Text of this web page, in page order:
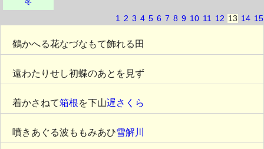
冬
1 2 3 4 5 6 7 8 9 10 11 12 13 14 15
鶴かへる花なづなもて飾れる田
遠わたりせし初蝶のあとを見ず
着かさねて箱根を下山遅さくら
噴きあぐる波ももみあひ雪解川